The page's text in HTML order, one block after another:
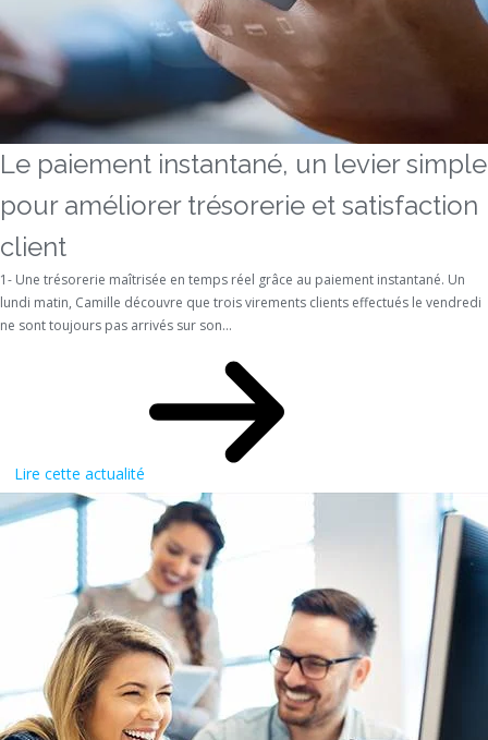
Le paiement instantané, un levier simple
pour améliorer trésorerie et satisfaction
client
1- Une trésorerie maîtrisée en temps réel grâce au paiement instantané. Un
lundi matin, Camille découvre que trois virements clients effectués le vendredi
ne sont toujours pas arrivés sur son...
Lire cette actualité